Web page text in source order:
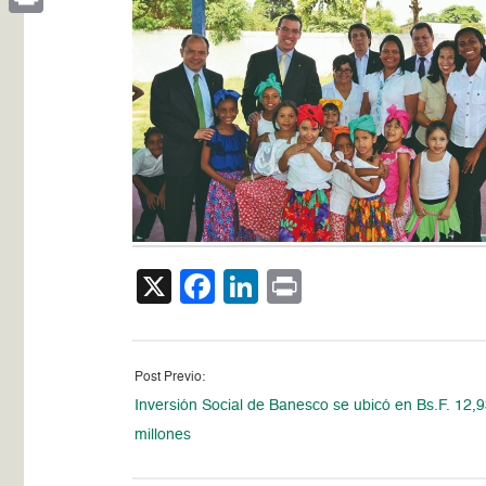
X Facebook
LinkedIn
Post Previo:
Inversión Social de Banesco se ubicó en Bs.F.
millones